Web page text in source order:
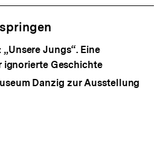
Jungs“. Eine
Geschichte
Danzig zur Ausstellung